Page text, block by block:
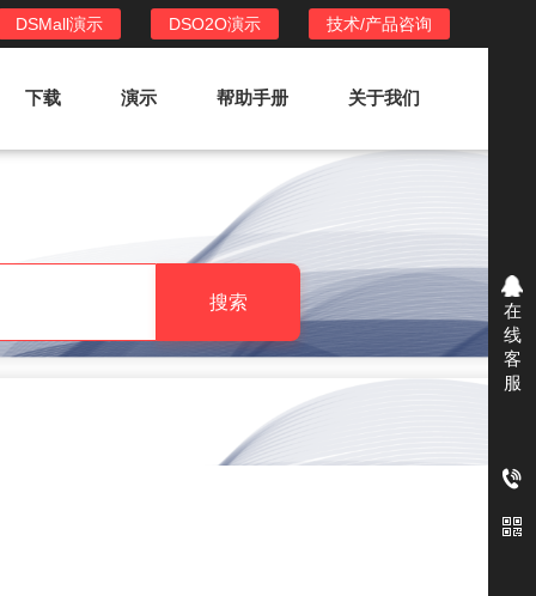
技术/产品咨询
DSO2O演示
DSMall演示
功能列表
供新零售线上化经营管理工具，基于
定位，只为让更多客户、多次到店
费
下载 演示 帮助手册 关于我们
搜索
在
线
客
服